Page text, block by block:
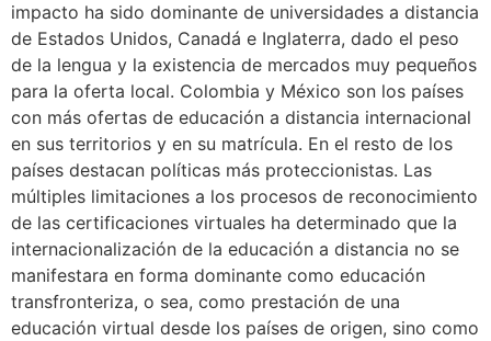
impacto ha sido dominante de universidades a distancia
de Estados Unidos, Canadá e Inglaterra, dado el peso
de la lengua y la existencia de mercados muy pequeños
para la oferta local. Colombia y México son los países
con más ofertas de educación a distancia internacional
en sus territorios y en su matrícula. En el resto de los
países destacan políticas más proteccionistas. Las
múltiples limitaciones a los procesos de reconocimiento
de las certificaciones virtuales ha determinado que la
internacionalización de la educación a distancia no se
manifestara en forma dominante como educación
transfronteriza, o sea, como prestación de una
educación virtual desde los países de origen, sino como